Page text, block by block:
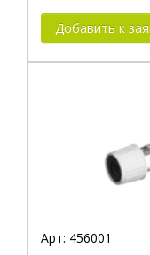
Добавить к
Арт: 456001